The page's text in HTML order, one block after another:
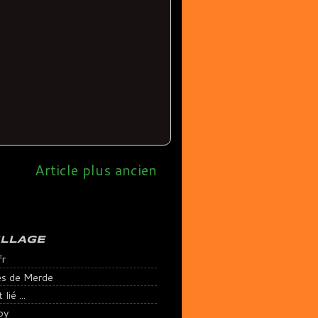
Article plus ancien
de Merde
lié ...